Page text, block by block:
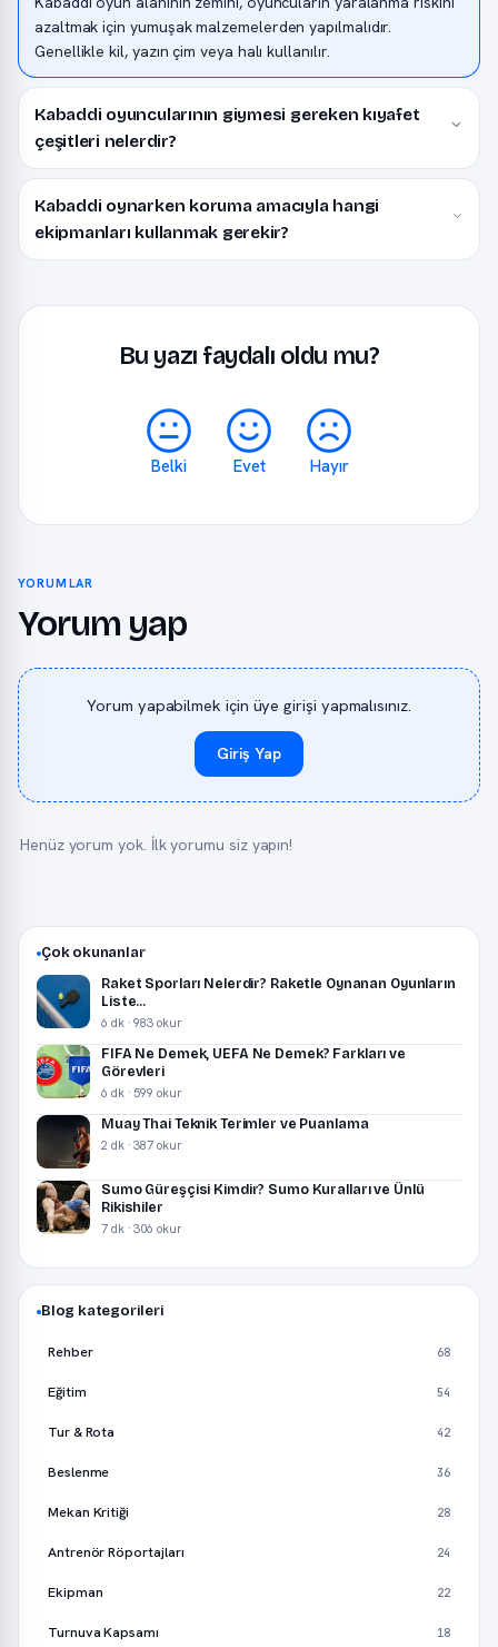
azaltmak için yumuşak malzemelerden yapılmalıdır.
Genellikle kil, yazın çim veya halı kullanılır.
Kabaddi oyuncularının giymesi gereken kıyafet
çeşitleri nelerdir?
Kabaddi oynarken koruma amacıyla hangi
ekipmanları kullanmak gerekir?
Bu yazı faydalı oldu mu?
Belki Evet Hayır
YORUMLAR
Yorum yap
Yorum yapabilmek için üye girişi yapmalısınız.
Giriş Yap
Henüz yorum yok. İlk yorumu siz yapın!
Çok okunanlar
Raket Sporları Nelerdir? Raketle Oynanan Oyunların
Liste...
6 dk · 983 okur
FIFA Ne Demek, UEFA Ne Demek? Farkları ve
Görevleri
6 dk · 599 okur
Muay Thai Teknik Terimler ve Puanlama
2 dk · 387 okur
Sumo Güreşçisi Kimdir? Sumo Kuralları ve Ünlü
Rikishiler
7 dk · 306 okur
Blog kategorileri
Rehber 68
Eğitim 54
Tur & Rota 42
Beslenme 36
Mekan Kritiği 28
Antrenör Röportajları 24
Ekipman 22
Turnuva Kapsamı 18